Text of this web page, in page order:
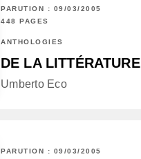
PARUTION : 09/03/2005
448 PAGES
ANTHOLOGIES
DE LA LITTÉRATURE
Umberto Eco
PARUTION : 09/03/2005